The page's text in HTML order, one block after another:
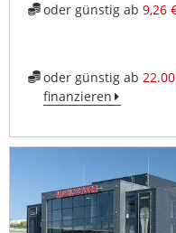
oder günstig ab 9,26
oder günstig ab
finanzieren